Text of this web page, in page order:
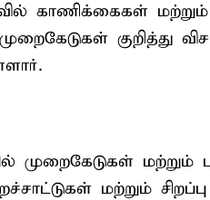
காணிக்கைகள்
குறித்து
முறைகேடுகள் மற்றும்
மற்றும் சிறப்பு